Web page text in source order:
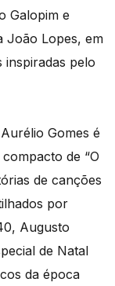
Galopim e
João Lopes, em
inspiradas pelo
Gomes é
de “O
de canções
por
Augusto
de Natal
da época